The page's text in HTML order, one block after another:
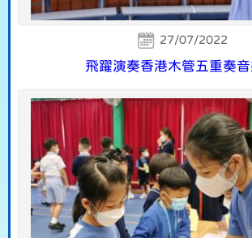
27/07/2022
飛躍演奏香港木管五重奏